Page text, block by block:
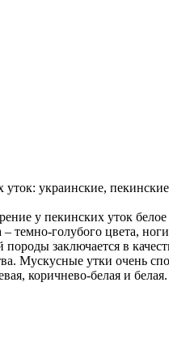
украинские,
у пекинских уток
темно-голубого цвета,
заключается в
Мускусные утки очень
коричнево-белая и